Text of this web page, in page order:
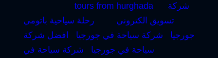
tours from hurghada
شركة
تسويق الكتروني
رحلة سياحية باتومي
جورجيا
شركة سياحة في جورجيا
افضل شركة
سياحة في جورجيا
شركة سياحة في